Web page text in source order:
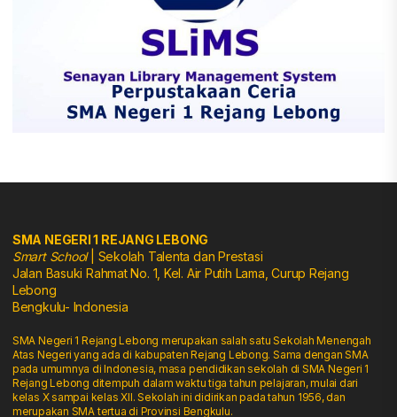
SMA NEGERI 1 REJANG LEBONG
Smart School| Sekolah Talenta dan Prestasi
Jalan Basuki Rahmat No. 1, Kel. Air Putih Lama, Curup Rejang
Lebong
Bengkulu- Indonesia
SMA Negeri 1 Rejang Lebong merupakan salah satu Sekolah Menengah
Atas Negeri yang ada di kabupaten Rejang Lebong. Sama dengan SMA
pada umumnya di Indonesia, masa pendidikan sekolah di SMA Negeri 1
Rejang Lebong ditempuh dalam waktu tiga tahun pelajaran, mulai dari
kelas X sampai kelas XII. Sekolah ini didirikan pada tahun 1956, dan
merupakan SMA tertua di Provinsi Bengkulu.